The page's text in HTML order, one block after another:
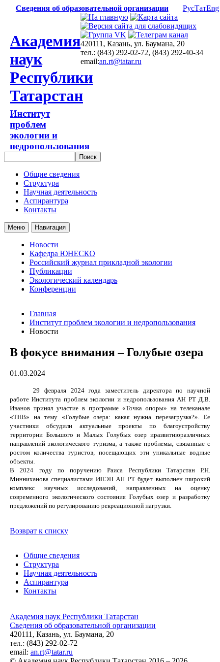
Сведения об образовательной организации РусТатEng
Академия
наук
Республики
Татарстан
Институт
проблем
экологии и
недропользования
420111, Казань, ул. Баумана, 20
тел.: (843) 292-02-72, (843) 292-40-34
email:an.rt@tatar.ru
Общие сведения
Структура
Научная деятельность
Аспирантура
Контакты
Меню Навигация
Новости
Кафедра ЮНЕСКО
Российский журнал прикладной экологии
Публикации
Экологический календарь
Конференции
Главная
Институт проблем экологии и недропользования
Новости
В фокусе внимания – Голубые озера
01.03.2024
29 февраля 2024 года заместитель директора по научной
работе Института проблем экологии и недропользования АН РТ Д.В.
Иванов принял участие в программе «Точка опоры» на телеканале
«ТНВ» на тему «Голубые озера: какая нужна перезагрузка?». Ее
участники обсудили актуальные проекты по благоустройству
территории Большого и Малых Голубых озер иразвитиюразличных
направлений экологического туризма, а также проблемы, связанные с
ростом количества туристов, посещающих эти уникальные водные
объекты.
В 2024 году по поручению Раиса Республики Татарстан Р.Н.
Минниханова специалистами ИПЭН АН РТ будет выполнен широкий
комплекс научных исследований, направленных на оценку
современного экологического состояния Голубых озер и разработку
предложений по регулированию рекреационной нагрузки.
Возврат к списку
Общие сведения
Структура
Научная деятельность
Аспирантура
Контакты
Академия наук Республики Татарстан
Сведения об образовательной организации
420111, Казань, ул. Баумана, 20
тел.: (843) 292-02-72
email: an.rt@tatar.ru